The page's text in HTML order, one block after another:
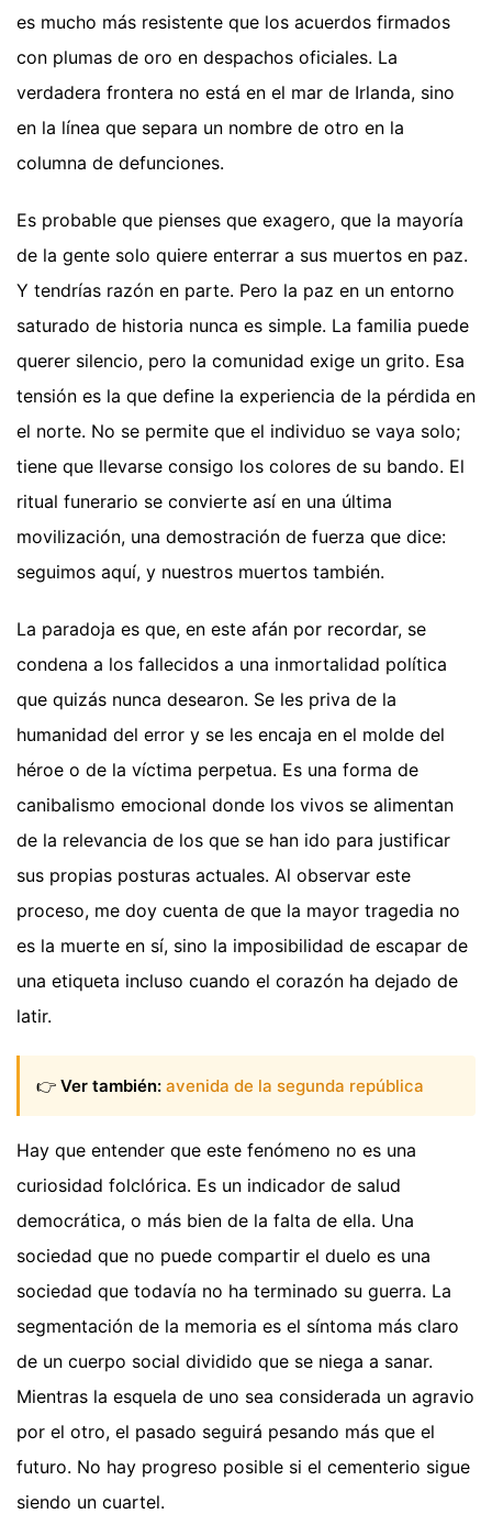
es mucho más resistente que los acuerdos firmados
con plumas de oro en despachos oficiales. La
verdadera frontera no está en el mar de Irlanda, sino
en la línea que separa un nombre de otro en la
columna de defunciones.
Es probable que pienses que exagero, que la mayoría
de la gente solo quiere enterrar a sus muertos en paz.
Y tendrías razón en parte. Pero la paz en un entorno
saturado de historia nunca es simple. La familia puede
querer silencio, pero la comunidad exige un grito. Esa
tensión es la que define la experiencia de la pérdida en
el norte. No se permite que el individuo se vaya solo;
tiene que llevarse consigo los colores de su bando. El
ritual funerario se convierte así en una última
movilización, una demostración de fuerza que dice:
seguimos aquí, y nuestros muertos también.
La paradoja es que, en este afán por recordar, se
condena a los fallecidos a una inmortalidad política
que quizás nunca desearon. Se les priva de la
humanidad del error y se les encaja en el molde del
héroe o de la víctima perpetua. Es una forma de
canibalismo emocional donde los vivos se alimentan
de la relevancia de los que se han ido para justificar
sus propias posturas actuales. Al observar este
proceso, me doy cuenta de que la mayor tragedia no
es la muerte en sí, sino la imposibilidad de escapar de
una etiqueta incluso cuando el corazón ha dejado de
latir.
👉 Ver también: avenida de la segunda república
Hay que entender que este fenómeno no es una
curiosidad folclórica. Es un indicador de salud
democrática, o más bien de la falta de ella. Una
sociedad que no puede compartir el duelo es una
sociedad que todavía no ha terminado su guerra. La
segmentación de la memoria es el síntoma más claro
de un cuerpo social dividido que se niega a sanar.
Mientras la esquela de uno sea considerada un agravio
por el otro, el pasado seguirá pesando más que el
futuro. No hay progreso posible si el cementerio sigue
siendo un cuartel.